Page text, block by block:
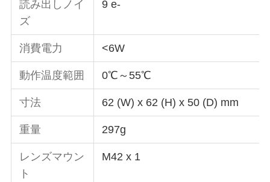
読み出しノイ
ズ
9 e-
消費電力 <6W
動作温度範囲 0℃～55℃
寸法 62 (W) x 62 (H) x 50 (D) mm
重量 297g
レンズマウン
ト
M42 x 1